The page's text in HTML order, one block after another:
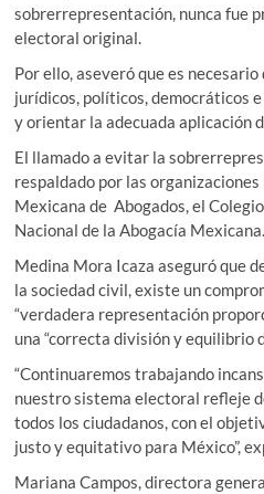
sobrerrepresentación, nunca fue
electoral original.
Por ello, aseveró que es
jurídicos, políticos, democráticos
y orientar la adecuada aplicación
El llamado a evitar la
respaldado por las
Mexicana de Abogados, el
Nacional de la Abogacía Mexicana.
Medina Mora Icaza aseguró que
la sociedad civil, existe un
“verdadera representación
una “correcta división y equilibrio
“Continuaremos trabajando
nuestro sistema electoral refleje
todos los ciudadanos, con el
justo y equitativo para México”,
Mariana Campos, directora